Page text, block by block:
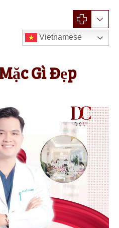
Vietnamese
Gì Đẹp